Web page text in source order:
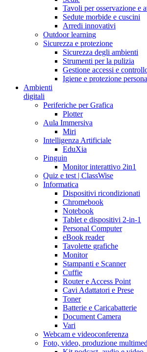
Tavoli per osservazione e
Sedute morbide e cuscini
Arredi innovativi
Outdoor learning
Sicurezza e protezione
Sicurezza degli ambienti
Strumenti per la pulizia
Gestione accessi e
Igiene e protezione
Ambienti
digitali
Periferiche per Grafica
Plotter
Aula Immersiva
Miri
Intelligenza Artificiale
EduXia
Pinguin
Monitor interattivo 2in1
Quiz e test | ClassWise
Informatica
Dispositivi ricondizionati
Chromebook
Notebook
Tablet e dispositivi 2-in-1
Personal Computer
eBook reader
Tavolette grafiche
Monitor
Stampanti e Scanner
Cuffie
Router e Access Point
Cavi Adattatori e Prese
Toner
Batterie e Caricabatterie
Document Camera
Vari
Webcam e videoconferenza
Foto, video, produzione